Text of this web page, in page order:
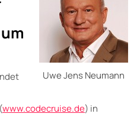
Uwe Jens Neumann
www.codecruise.de) in